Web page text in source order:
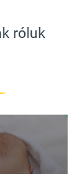
róluk